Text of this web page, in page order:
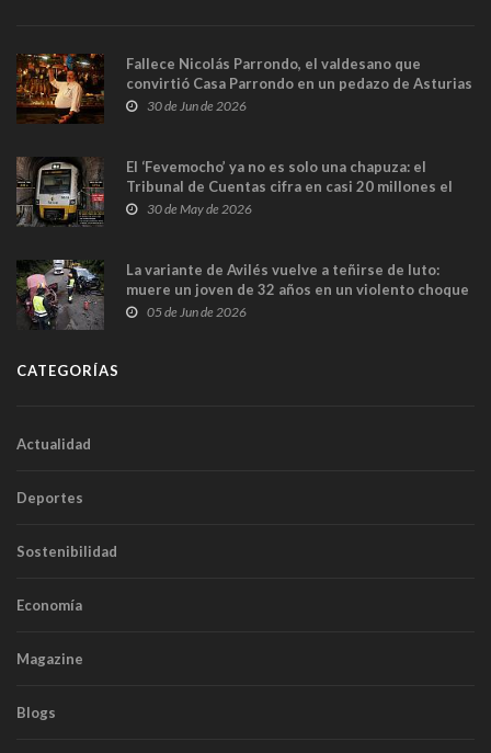
Fallece Nicolás Parrondo, el valdesano que
convirtió Casa Parrondo en un pedazo de Asturias
en Madrid
30 de Jun de 2026
El ‘Fevemocho’ ya no es solo una chapuza: el
Tribunal de Cuentas cifra en casi 20 millones el
sobrecoste de los trenes que no cabían por los
30 de May de 2026
La variante de Avilés vuelve a teñirse de luto:
muere un joven de 32 años en un violento choque
frontal
05 de Jun de 2026
CATEGORÍAS
Actualidad
Deportes
Sostenibilidad
Economía
Magazine
Blogs